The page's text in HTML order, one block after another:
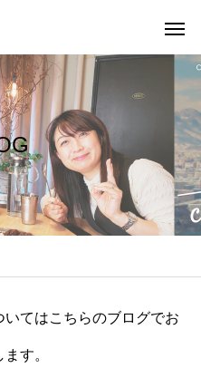
てはこちらのブログでお
す。